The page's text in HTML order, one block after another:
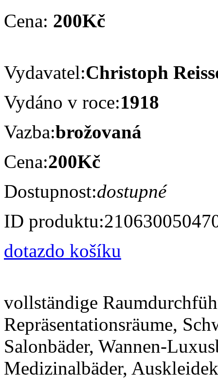
Cena: 200Kč
Vydavatel:Christoph
Vydáno v roce:1918
Vazba:brožovaná
Cena:200Kč
Dostupnost:dostupné
ID produktu:
dotazdo košíku
vollständige
Repräsentationsräume,
Salonbäder, Wannen-
Medizinalbäder,